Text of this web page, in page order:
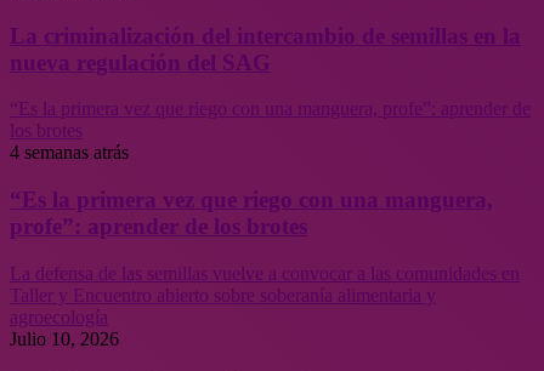
La criminalización del intercambio de semillas en la
nueva regulación del SAG
“Es la primera vez que riego con una manguera, profe”: aprender de
los brotes
4 semanas atrás
“Es la primera vez que riego con una manguera,
profe”: aprender de los brotes
La defensa de las semillas vuelve a convocar a las comunidades en
Taller y Encuentro abierto sobre soberanía alimentaria y
agroecología
Julio 10, 2026